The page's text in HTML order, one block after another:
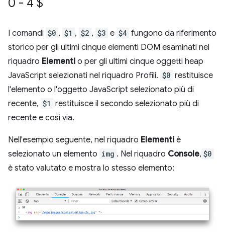
0 - 4 $
I comandi $0 , $1 , $2 , $3 e $4 fungono da riferimento
storico per gli ultimi cinque elementi DOM esaminati nel
riquadro Elementi o per gli ultimi cinque oggetti heap
JavaScript selezionati nel riquadro Profili. $0 restituisce
l'elemento o l'oggetto JavaScript selezionato più di
recente, $1 restituisce il secondo selezionato più di
recente e così via.
Nell'esempio seguente, nel riquadro Elementi è
selezionato un elemento img . Nel riquadro Console, $0
è stato valutato e mostra lo stesso elemento: